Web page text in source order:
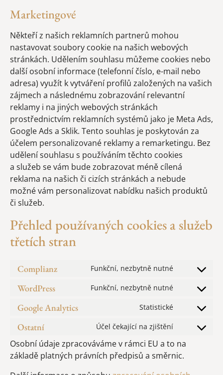
Marketingové
Někteří z našich reklamních partnerů mohou
nastavovat soubory cookie na našich webových
stránkách. Udělením souhlasu můžeme cookies nebo
další osobní informace (telefonní číslo, e-mail nebo
adresa) využít k vytváření profilů založených na vašich
zájmech a následnému zobrazování relevantní
reklamy i na jiných webových stránkách
prostřednictvím reklamních systémů jako je Meta Ads,
Google Ads a Sklik. Tento souhlas je poskytován za
účelem personalizované reklamy a remarketingu. Bez
udělení souhlasu s používáním těchto cookies
a služeb se vám bude zobrazovat méně cílená
reklama na našich či cizích stránkách a nebude
možné vám personalizovat nabídku našich produktů
či služeb.
Přehled používaných cookies a služeb
třetích stran
Complianz Funkční, nezbytně nutné
WordPress Funkční, nezbytně nutné
Google Analytics Statistické
Ostatní Účel čekající na zjištění
Osobní údaje zpracováváme v rámci EU a to na
základě platných právních předpisů a směrnic.